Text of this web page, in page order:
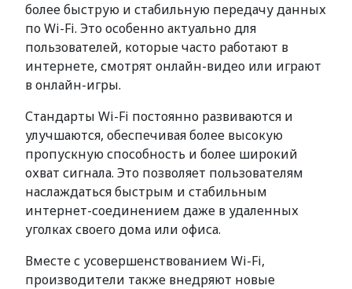
более быструю и стабильную передачу данных
по Wi-Fi. Это особенно актуально для
пользователей, которые часто работают в
интернете, смотрят онлайн-видео или играют
в онлайн-игры.
Стандарты Wi-Fi постоянно развиваются и
улучшаются, обеспечивая более высокую
пропускную способность и более широкий
охват сигнала. Это позволяет пользователям
наслаждаться быстрым и стабильным
интернет-соединением даже в удаленных
уголках своего дома или офиса.
Вместе с усовершенствованием Wi-Fi,
производители также внедряют новые